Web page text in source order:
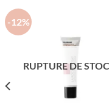
-12%
RUPTURE DE